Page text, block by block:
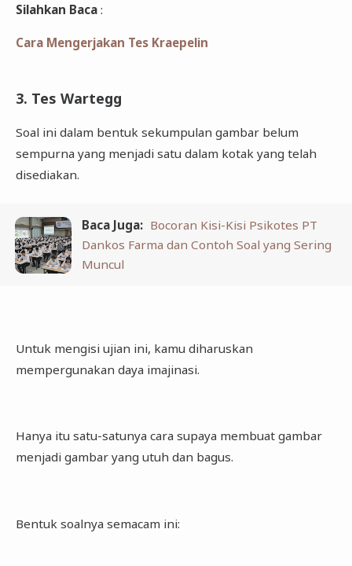
Silahkan Baca:
Cara Mengerjakan Tes Kraepelin
3. Tes Wartegg
Soal ini dalam bentuk sekumpulan gambar belum
sempurna yang menjadi satu dalam kotak yang telah
disediakan.
Baca Juga: Bocoran Kisi-Kisi Psikotes PT
Dankos Farma dan Contoh Soal yang Sering
Muncul
Untuk mengisi ujian ini, kamu diharuskan
mempergunakan daya imajinasi.
Hanya itu satu-satunya cara supaya membuat gambar
menjadi gambar yang utuh dan bagus.
Bentuk soalnya semacam ini: